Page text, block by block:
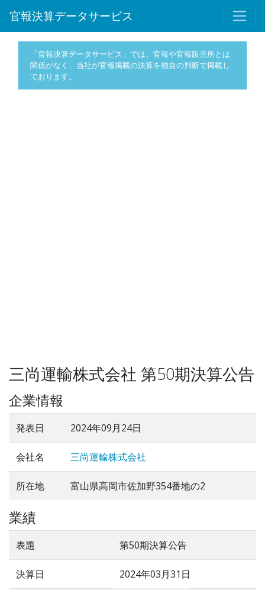
官報決算データサービス
「官報決算データサービス」では、官報や官報販売所とは
関係がなく、当社が官報掲載の決算を独自の判断で掲載し
ております。
三尚運輸株式会社 第50期決算公告
企業情報
発表日 2024年09月24日
会社名 三尚運輸株式会社
所在地 富山県高岡市佐加野354番地の2
業績
表題 第50期決算公告
決算日 2024年03月31日